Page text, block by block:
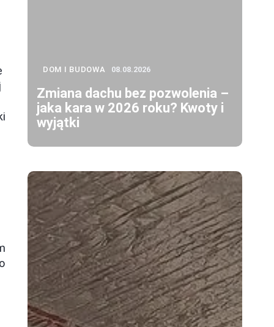
DOM I BUDOWA 08.08.2026
Zmiana dachu bez pozwolenia –
jaka kara w 2026 roku? Kwoty i
wyjątki